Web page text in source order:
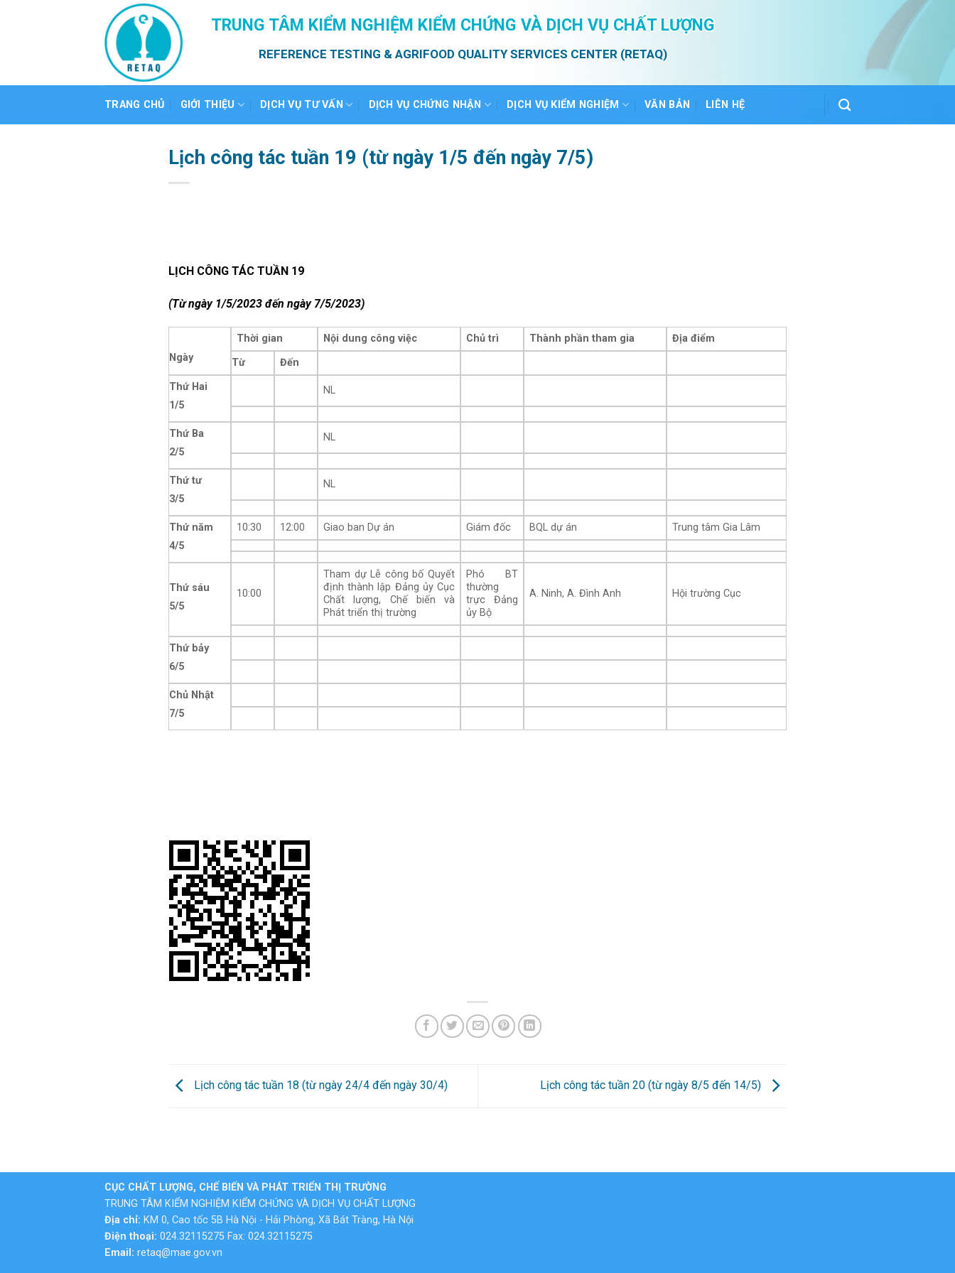
TRUNG TÂM KIỂM NGHIỆM KIỂM CHỨNG VÀ DỊCH VỤ CHẤT LƯỢNG
REFERENCE TESTING & AGRIFOOD QUALITY SERVICES CENTER (RETAQ)
TRANG CHỦ GIỚI THIỆU DỊCH VỤ TƯ VẤN DỊCH VỤ CHỨNG NHẬN DỊCH VỤ KIỂM NGHIỆM VĂN BẢN LIÊN HỆ
Lịch công tác tuần 19 (từ ngày 1/5 đến ngày 7/5)
LỊCH CÔNG TÁC TUẦN 19
(Từ ngày 1/5/2023 đến ngày 7/5/2023)
Ngày
Thời gian Nội dung công việc Chủ trì Thành phần tham gia
Địa điểm
Từ
Đến
Thứ Hai
1/5
NL
Thứ Ba
2/5
NL
Thứ tư
3/5
NL
Thứ năm
4/5
10:30 12:00 Giao ban Dự án Giám đốc BQL dự án Trung tâm Gia Lâm
Thứ sáu
5/5
10:00
Tham dự Lễ công bố Quyết
định thành lập Đảng ủy Cục
Chất lượng, Chế biến và
Phát triển thị trường
Phó BT
thường
trực Đảng
ủy Bộ
A. Ninh, A. Đình Anh Hội trường Cục
Thứ bảy
6/5
Chủ Nhật
7/5
Lịch công tác tuần 18 (từ ngày 24/4 đến ngày 30/4) Lịch công tác tuần 20 (từ ngày 8/5 đến 14/5)
CỤC CHẤT LƯỢNG, CHẾ BIẾN VÀ PHÁT TRIỂN THỊ TRƯỜNG
TRUNG TÂM KIỂM NGHIỆM KIỂM CHỨNG VÀ DỊCH VỤ CHẤT LƯỢNG
Địa chỉ: KM 0, Cao tốc 5B Hà Nội - Hải Phòng, Xã Bát Tràng, Hà Nội
Điện thoại: 024.32115275 Fax: 024.32115275
Email: retaq@mae.gov.vn